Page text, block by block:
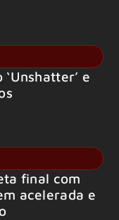
e
final com
acelerada e